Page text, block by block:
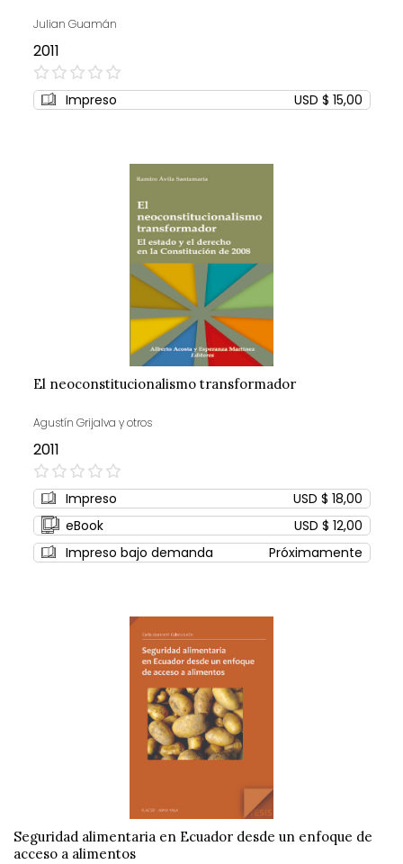
Julian Guamán
2011
0%
Impreso USD $ 15,00
El neoconstitucionalismo transformador
Agustín Grijalva y otros
2011
0%
Impreso
USD $ 18,00
eBook
USD $ 12,00
Impreso bajo demanda
Próximamente
Seguridad alimentaria en Ecuador desde un enfoque de
acceso a alimentos